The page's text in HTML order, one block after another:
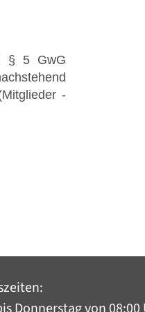
§ 5 GwG
-